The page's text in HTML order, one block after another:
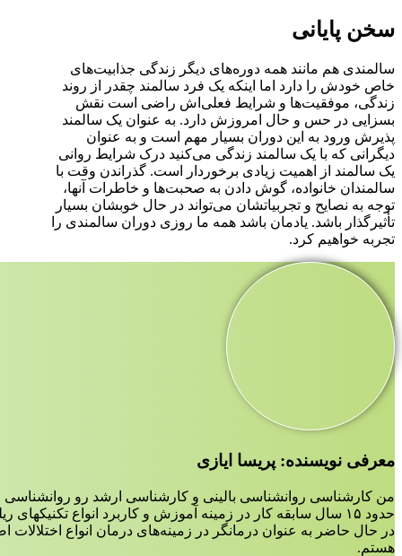
سخن پایانی
سالمندی هم مانند همه دوره‌های دیگر زندگی جذابیت‌های
خاص خودش را دارد اما اینکه یک فرد سالمند چقدر از روند
زندگی، موفقیت‌ها و شرایط فعلی‌اش راضی است نقش
بسزایی در حس و حال امروزش دارد. به عنوان یک سالمند
پذیرش ورود به این دوران بسیار مهم است و به عنوان
دیگرانی که با یک سالمند زندگی می‌کنید درک شرایط روانی
یک سالمند از اهمیت زیادی برخوردار است. گذراندن وقت با
سالمندان خانواده، گوش دادن به صحبت‌ها و خاطرات آنها،
توجه به نصایح و تجربیاتشان می‌تواند در حال خوبشان بسیار
تأثیرگذار باشد. یادمان باشد همه ما روزی دوران سالمندی را
تجربه خواهیم کرد.
معرفی نویسنده: پریسا ایازی
من کارشناسی روانشناسی بالینی و کارشناسی ارشد رو
حدود ۱۵ سال سابقه کار در زمینه آموزش و کاربرد انواع تکنیکهای ریلکسیشن،مدیتیشن و مایندفولنس دارم.
در حال حاضر به عنوان درمانگر در زمینه‌‌های درمان انواع
هستم.